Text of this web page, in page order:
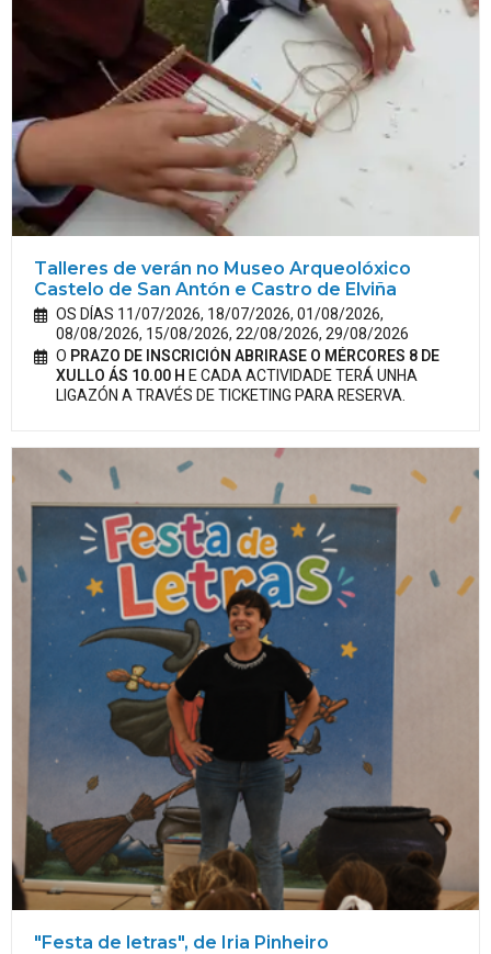
Talleres de verán no Museo Arqueolóxico
Castelo de San Antón e Castro de Elviña
OS DÍAS 11/07/2026, 18/07/2026, 01/08/2026,
08/08/2026, 15/08/2026, 22/08/2026, 29/08/2026
O PRAZO DE INSCRICIÓN ABRIRASE O MÉRCORES 8 DE
XULLO ÁS 10.00 HE CADA ACTIVIDADE TERÁ UNHA
LIGAZÓN A TRAVÉS DE TICKETING PARA RESERVA.
"Festa de letras", de Iria Pinheiro